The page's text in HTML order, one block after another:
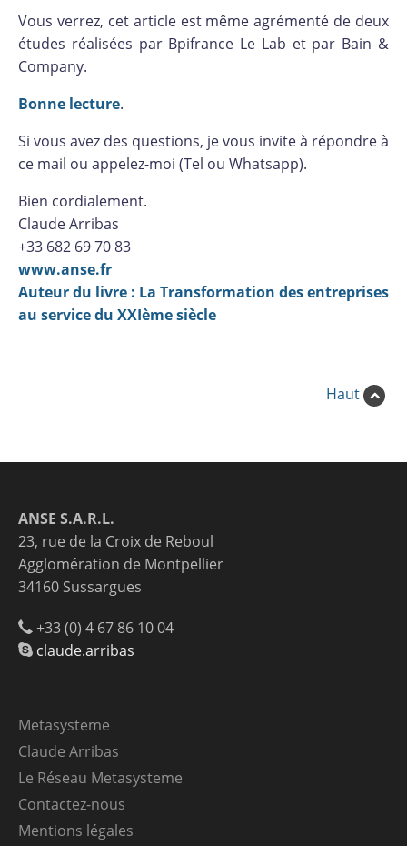
Vous verrez, cet article est même agrémenté de deux
études réalisées par Bpifrance Le Lab et par Bain &
Company.
Bonne lecture.
Si vous avez des questions, je vous invite à répondre à
ce mail ou appelez-moi (Tel ou Whatsapp).
Bien cordialement.
Claude Arribas
+33 682 69 70 83
www.anse.fr
Auteur du livre : La Transformation des entreprises
au service du XXIème siècle
Haut
ANSE S.A.R.L.
23, rue de la Croix de Reboul
Agglomération de Montpellier
34160 Sussargues
+33 (0) 4 67 86 10 04
claude.arribas
Metasysteme
Claude Arribas
Le Réseau Metasysteme
Contactez-nous
Mentions légales